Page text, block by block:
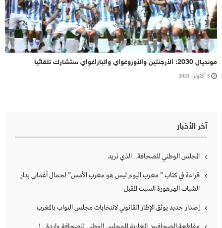
مونديال 2030: الأرجنتين والأوروغواي والباراغواي ستشارك تلقائيا
5 أكتوبر، 2023
آخر الأخبار
المجلس الوطني للصحافة.. الذي نريد
قراءة في كتاب ” مغرب اليوم ليس هو مغرب الأمس” لجمال أغماني بدار
الشباب الهرهورة السبت المقبل
إصدار جديد يوثق الإطار القانوني لانتخابات مجلس النواب بالمغرب